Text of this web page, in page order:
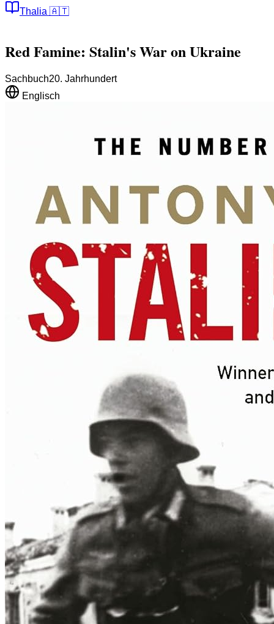
Thalia 🇦🇹
Red Famine: Stalin's War on Ukraine
Sachbuch20. Jahrhundert
Englisch